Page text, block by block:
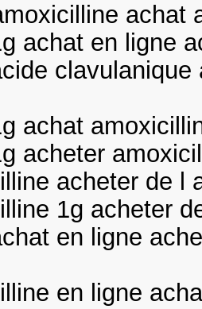
achat
achat en ligne
achat
acheter
acheter de l
1g acheter
en ligne
en ligne